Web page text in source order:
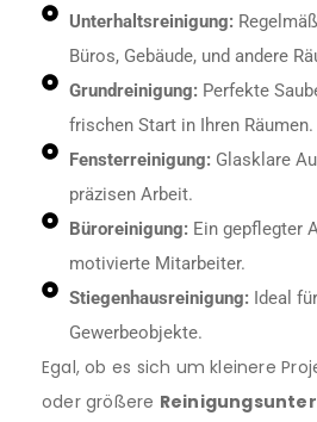
Unterhaltsreinigung:
Büros, Gebäude, und andere
Grundreinigung:Perfekte
frischen Start in Ihren Räumen.
Fensterreinigung:Glasklare
präzisen Arbeit.
Büroreinigung:Ein gepflegter
motivierte Mitarbeiter.
Stiegenhausreinigung:Ideal
Gewerbeobjekte.
Egal, ob es sich um kleinere
oder größere